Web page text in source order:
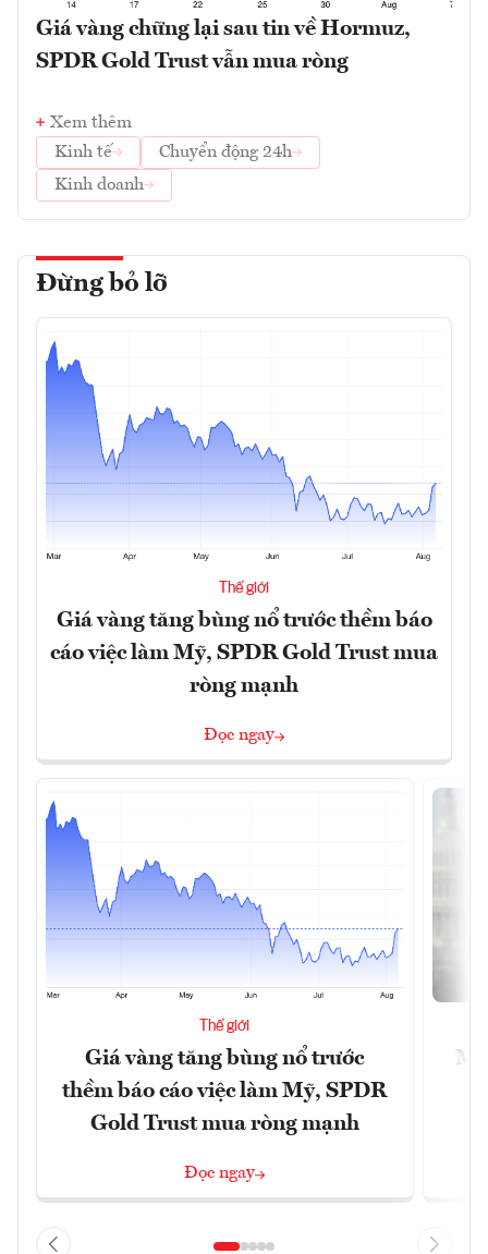
Giá vàng chững lại sau tin về Hormuz,
SPDR Gold Trust vẫn mua ròng
Xem thêm
Kinh tế
Chuyển động 24h
Kinh doanh
Đừng bỏ lỡ
Thế giới
Giá vàng tăng bùng nổ trước thềm báo
cáo việc làm Mỹ, SPDR Gold Trust mua
ròng mạnh
Đọc ngay
Thế giới
Giá vàng tăng bùng nổ trước
thềm báo cáo việc làm Mỹ, SPDR
Gold Trust mua ròng mạnh
Đọc ngay